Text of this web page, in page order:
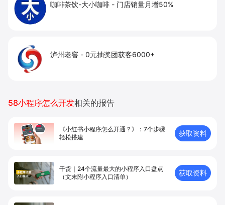
咖啡茶饮-大小咖啡 - 门店销量月增50%
泸州老窖 - 0元抽奖团获客6000+
58小程序怎么开发相关的报告
《小红书小程序怎么开通？》：7个步骤
轻松搭建
获取资料
干货｜24个流量最大的小程序入口盘点
（文末附小程序入口清单）
获取资料